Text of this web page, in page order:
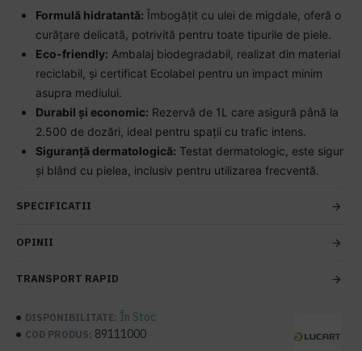
Formulă hidratantă: Îmbogățit cu ulei de migdale, oferă o
curățare delicată, potrivită pentru toate tipurile de piele.
Eco-friendly: Ambalaj biodegradabil, realizat din material
reciclabil, și certificat Ecolabel pentru un impact minim
asupra mediului.
Durabil și economic: Rezervă de 1L care asigură până la
2.500 de dozări, ideal pentru spații cu trafic intens.
Siguranță dermatologică: Testat dermatologic, este sigur
și blând cu pielea, inclusiv pentru utilizarea frecventă.
SPECIFICATII
OPINII
TRANSPORT RAPID
DISPONIBILITATE: În Stoc
COD PRODUS: 89111000